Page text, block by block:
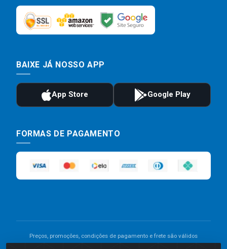
BAIXE JÁ NOSSO APP
FORMAS DE PAGAMENTO
Preços, promoções, condições de pagamento e frete são válidos